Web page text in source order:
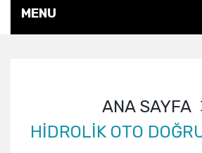
MENU
ANA SAYFA
HİDROLİK OTO